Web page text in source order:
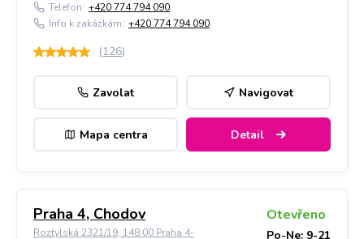
Telefon: +420 774 794 090
Info k zakázkám: +420 774 794 090
(126)
Zavolat Navigovat
Mapa centra Detail
Praha 4, Chodov
Roztylská 2321/19, 148 00 Praha 4-
Otevřeno
Po-Ne: 9-21